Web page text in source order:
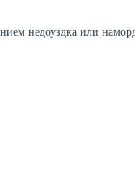
недоуздка или